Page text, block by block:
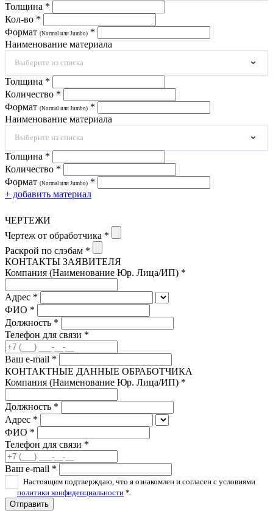
Толщина *
Кол-во *
Формат (Normal или Jumbo) *
Наименование материала
Выберите из списка
Толщина *
Количество *
Формат (Normal или Jumbo) *
Наименование материала
Выберите из списка
Толщина *
Количество *
Формат (Normal или Jumbo) *
+ добавить материал
ЧЕРТЕЖИ
Чертеж от обработчика *
Раскрой по слэбам *
КОНТАКТЫ ЗАЯВИТЕЛЯ
Компания (Наименование Юр. Лица/ИП) *
Адрес *
ФИО *
Должность *
Телефон для связи *
Ваш e-mail *
КОНТАКТНЫЕ ДАННЫЕ ОБРАБОТЧИКА
Компания (Наименование Юр. Лица/ИП) *
Должность *
Адрес *
ФИО *
Телефон для связи *
Ваш e-mail *
Настоящим подтверждаю, что я ознакомлен и согласен с условиями
политики конфиденциальности *.
Отправить